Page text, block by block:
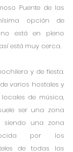
Puente de las
opción de
está en pleno
está muy cerca.
y de fiesta.
varios hostales y
de música,
ser una zona
siendo una zona
por los
de todas las